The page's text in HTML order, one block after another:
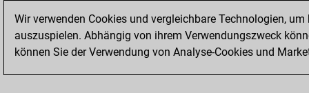
Wir verwenden Cookies und vergleichbare Technologien,
auszuspielen. Abhängig von ihrem Verwendungszweck
können Sie der Verwendung von Analyse-Cookies und